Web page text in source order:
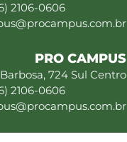
2106-0606
PRO CAMPUS
724 Sul Centro
2106-0606